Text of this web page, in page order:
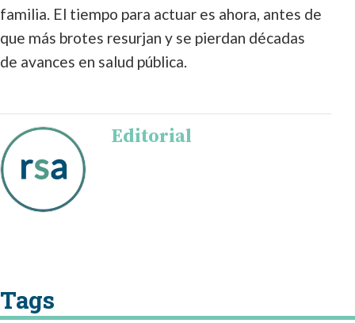
familia. El tiempo para actuar es ahora, antes de
que más brotes resurjan y se pierdan décadas
de avances en salud pública.
Editorial
Tags